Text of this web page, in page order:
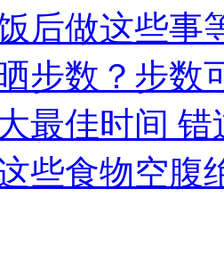
后做这些事
步数？步数
最佳时间
些食物空腹